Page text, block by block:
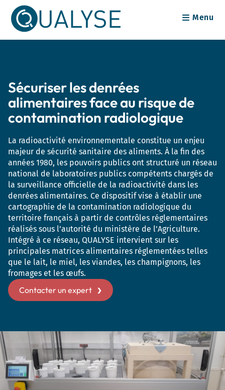
content
Menu
Sécuriser les denrées
alimentaires face au risque de
contamination radiologique
La radioactivité environnementale constitue un enjeu
majeur de sécurité sanitaire des aliments. À la fin des
années 1980, les pouvoirs publics ont structuré un réseau
national de laboratoires publics compétents chargés de
la surveillance officielle de la radioactivité dans les
denrées alimentaires. Ce dispositif vise à établir une
cartographie de la contamination radiologique du
territoire français à partir de contrôles réglementaires
réalisés sous l’autorité du ministère de l’Agriculture.
Intégré à ce réseau, QUALYSE intervient sur les
principales matrices alimentaires réglementées telles
que le lait, le miel, les viandes, les champignons, les
fromages et les œufs.
Contacter un expert